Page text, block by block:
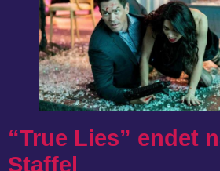
“True Lies” endet
Staffel